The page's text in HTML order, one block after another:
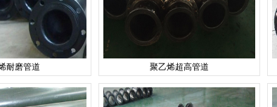
耐磨管道 聚乙烯超高管道